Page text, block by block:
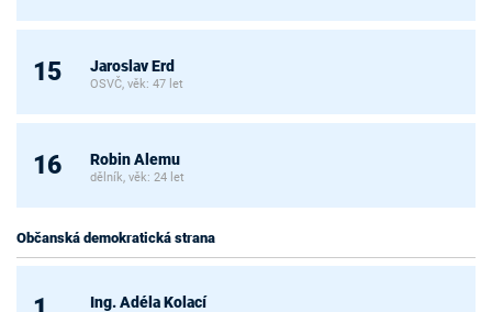
15 Jaroslav Erd
OSVČ, věk: 47 let
16 Robin Alemu
dělník, věk: 24 let
Občanská demokratická strana
Ing. Adéla Kolací